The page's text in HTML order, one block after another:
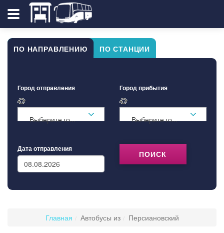
ПО НАПРАВЛЕНИЮ ПО СТАНЦИИ
Город отправления
Выберите город ...
Город прибытия
Выберите город ...
Дата отправления
ПОИСК
Главная Автобусы из Персиановский